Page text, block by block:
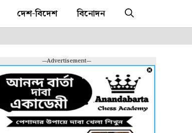
দেশ-বিদেশ বিনোদন
---Advertisement---